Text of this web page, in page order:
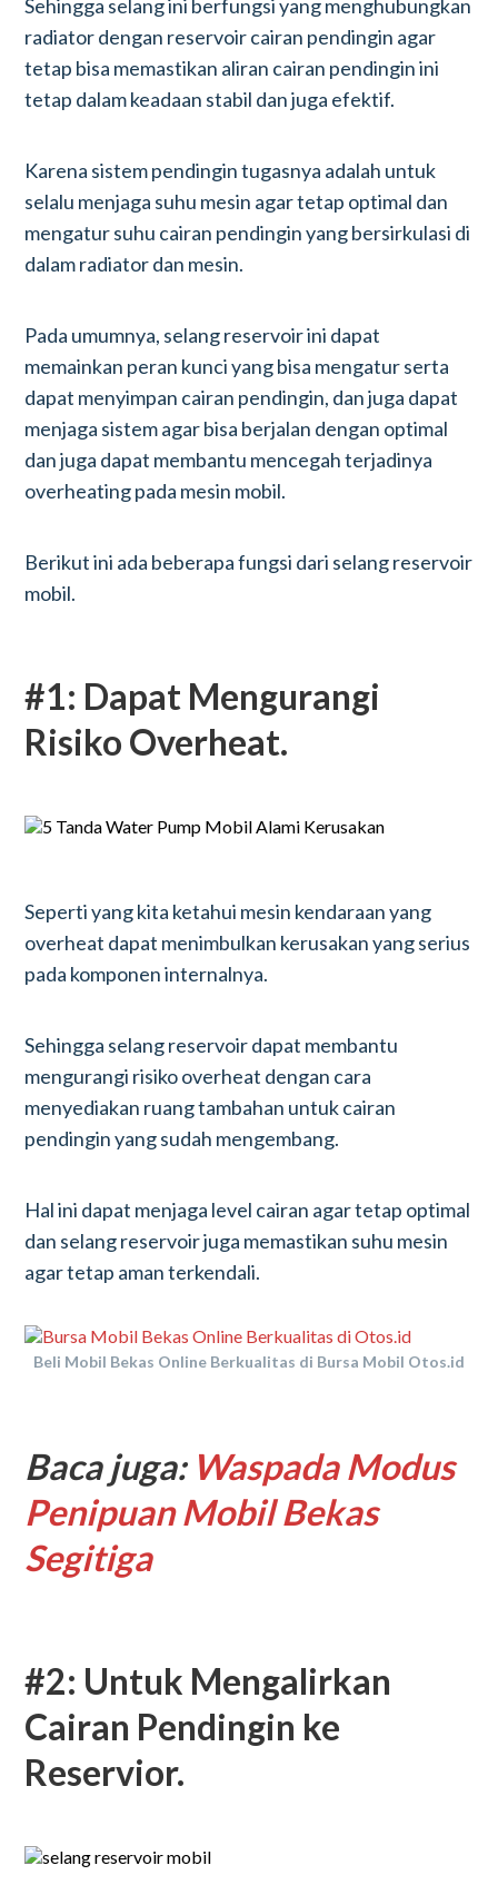
Sehingga selang ini berfungsi yang menghubungkan
radiator dengan reservoir cairan pendingin agar
tetap bisa memastikan aliran cairan pendingin ini
tetap dalam keadaan stabil dan juga efektif.
Karena sistem pendingin tugasnya adalah untuk
selalu menjaga suhu mesin agar tetap optimal dan
mengatur suhu cairan pendingin yang bersirkulasi di
dalam radiator dan mesin.
Pada umumnya, selang reservoir ini dapat
memainkan peran kunci yang bisa mengatur serta
dapat menyimpan cairan pendingin, dan juga dapat
menjaga sistem agar bisa berjalan dengan optimal
dan juga dapat membantu mencegah terjadinya
overheating pada mesin mobil.
Berikut ini ada beberapa fungsi dari selang reservoir
mobil.
#1: Dapat Mengurangi
Risiko Overheat.
Seperti yang kita ketahui mesin kendaraan yang
overheat dapat menimbulkan kerusakan yang serius
pada komponen internalnya.
Sehingga selang reservoir dapat membantu
mengurangi risiko overheat dengan cara
menyediakan ruang tambahan untuk cairan
pendingin yang sudah mengembang.
Hal ini dapat menjaga level cairan agar tetap optimal
dan selang reservoir juga memastikan suhu mesin
agar tetap aman terkendali.
Beli Mobil Bekas Online Berkualitas di Bursa Mobil Otos.id
Baca juga: Waspada Modus
Penipuan Mobil Bekas
Segitiga
#2: Untuk Mengalirkan
Cairan Pendingin ke
Reservior.